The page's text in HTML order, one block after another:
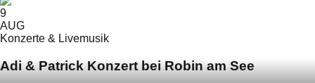
9
AUG
Konzerte & Livemusik
Adi & Patrick Konzert bei Robin am See